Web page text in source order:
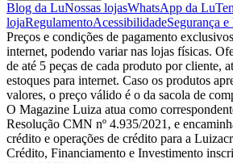
Blog da LuNossas lojasWhatsApp da Lu
lojaRegulamentoAcessibilidadeSegurança
Preços e condições de pagamento
internet, podendo variar nas lojas físicas.
de até 5 peças de cada produto por cliente,
estoques para internet. Caso os produtos
valores, o preço válido é o da sacola de
O Magazine Luiza atua como
Resolução CMN nº 4.935/2021, e
crédito e operações de crédito para a
Crédito, Financiamento e Investimento